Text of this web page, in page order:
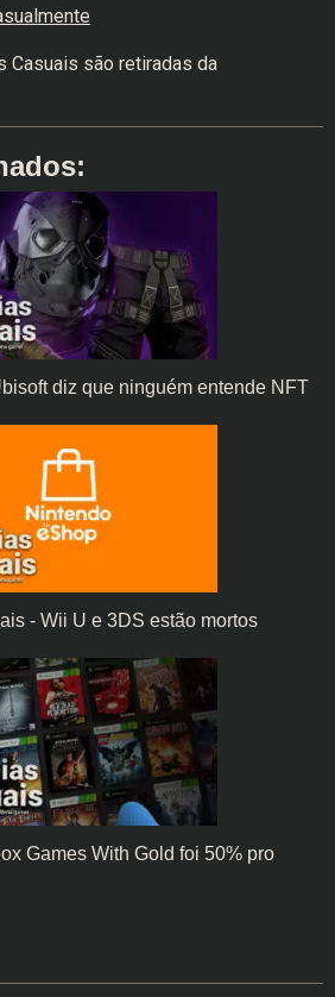
Casuais são retiradas da
diz que ninguém entende NFT
- Wii U e 3DS estão mortos
Games With Gold foi 50% pro